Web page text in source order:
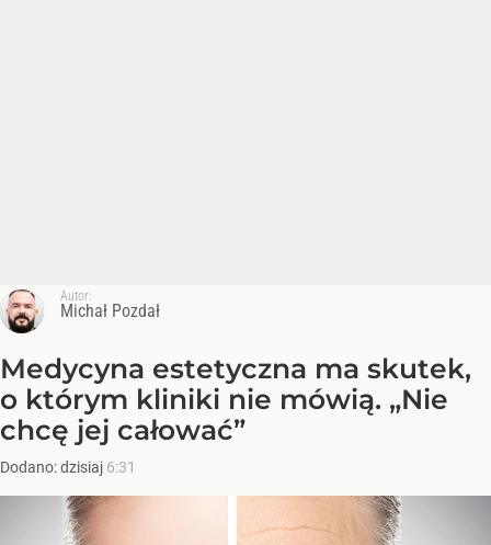
Autor:
Michał Pozdał
Medycyna estetyczna ma skutek,
o którym kliniki nie mówią. „Nie
chcę jej całować”
Dodano:dzisiaj 6:31